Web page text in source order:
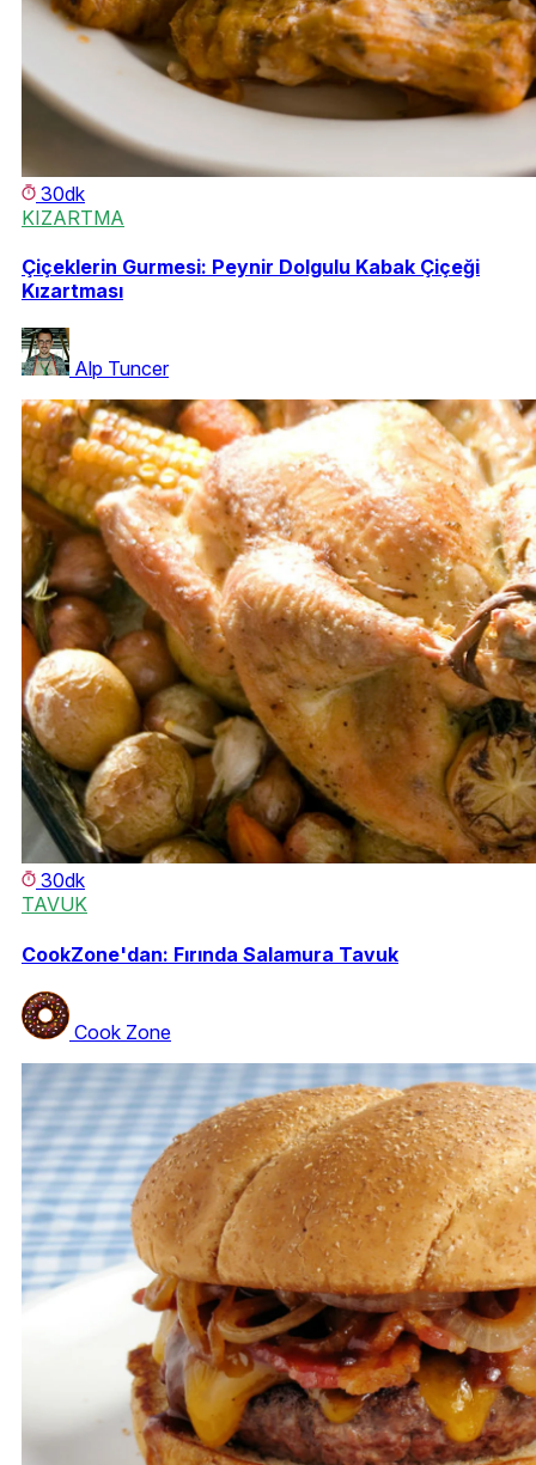
30dk
KIZARTMA
Çiçeklerin Gurmesi: Peynir Dolgulu Kabak Çiçeği
Kızartması
Alp Tuncer
30dk
TAVUK
CookZone'dan: Fırında Salamura Tavuk
Cook Zone